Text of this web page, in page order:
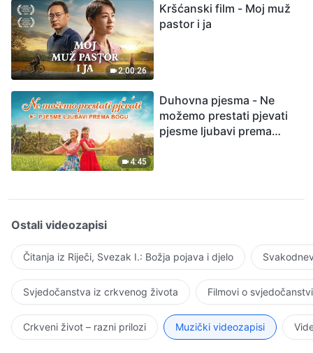
2:00:26
Kršćanski film - Moj muž
pastor i ja
4:45
Duhovna pjesma - Ne
možemo prestati pjevati
pjesme ljubavi prema
Ostali videozapisi
Čitanja iz Riječi, Svezak I.: Božja pojava i djelo
Svjedočanstva iz crkvenog života Filmovi o
Crkveni život – razni prilozi Muzički videozapisi